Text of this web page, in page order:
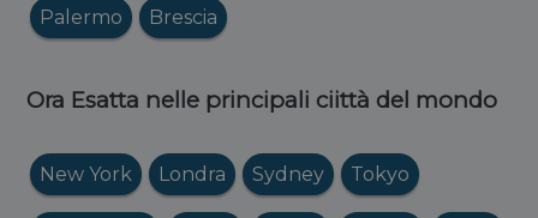
Palermo Brescia
Ora Esatta nelle principali ciittà del mondo
New York Londra Sydney Tokyo